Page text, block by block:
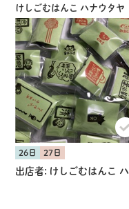
けしごむはんこ ハナウタヤ
26日 27日
出店者: けしごむはんこ ハナウタヤ